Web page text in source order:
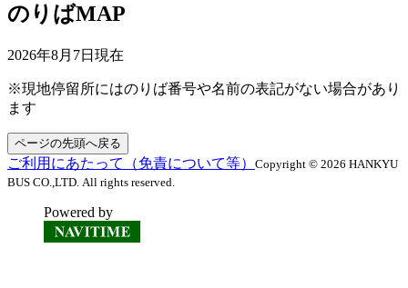
のりばMAP
2026年8月7日 現在
※現地停留所にはのりば番号や名前の表記がない場合があり
ます
ページの先頭へ戻る
ご利用にあたって（免責について等） Copyright © 2026 HANKYU
BUS CO.,LTD. All rights reserved.
Powered by